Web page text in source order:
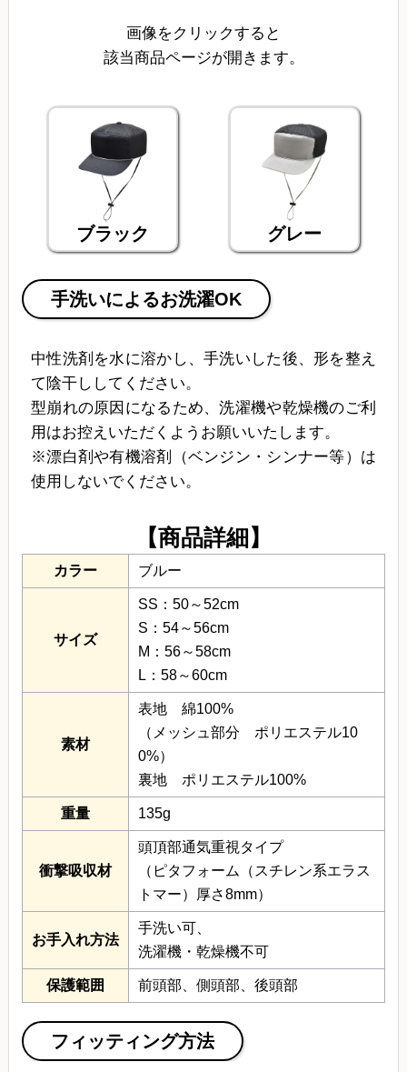
画像をクリックすると
該当商品ページが開きます。
ブラック グレー
手洗いによるお洗濯OK
中性洗剤を水に溶かし、手洗いした後、形を整え
て陰干ししてください。
型崩れの原因になるため、洗濯機や乾燥機のご利
用はお控えいただくようお願いいたします。
※漂白剤や有機溶剤（ベンジン・シンナー等）は
使用しないでください。
【商品詳細】
カラー ブルー
サイズ
SS：50～52cm
S：54～56cm
M：56～58cm
L：58～60cm
素材
表地 綿100%
（メッシュ部分 ポリエステル10
0%）
裏地 ポリエステル100%
重量 135g
衝撃吸収材
頭頂部通気重視タイプ
（ピタフォーム（スチレン系エラス
トマー）厚さ8mm）
お手入れ方法
手洗い可、
洗濯機・乾燥機不可
保護範囲 前頭部、側頭部、後頭部
フィッティング方法